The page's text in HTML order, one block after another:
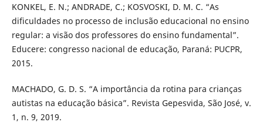
KONKEL, E. N.; ANDRADE, C.; KOSVOSKI, D. M. C. “As
dificuldades no processo de inclusão educacional no ensino
regular: a visão dos professores do ensino fundamental”.
Educere: congresso nacional de educação, Paraná: PUCPR,
2015.
MACHADO, G. D. S. “A importância da rotina para crianças
autistas na educação básica”. Revista Gepesvida, São José, v.
1, n. 9, 2019.